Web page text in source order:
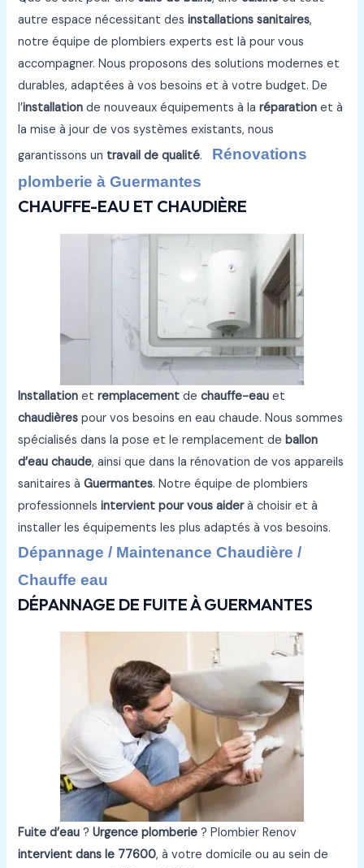
autre espace nécessitant desinstallations sanitaires,
notre équipe de plombiers experts est là pour vous
accompagner. Nous proposons des solutions modernes et
durables, adaptées à vos besoins et à votre budget. De
l’installation de nouveaux équipements à laréparation et à
la mise à jour de vos systèmes existants, nous
garantissons un travail de qualité. Rénovations
plomberie à Guermantes
CHAUFFE-EAU ET CHAUDIÈRE
Installation etremplacement dechauffe-eau et
chaudières pour vos besoins en eau chaude. Nous sommes
spécialisés dans la pose et le remplacement deballon
d’eau chaude, ainsi que dans la rénovation de vos appareils
sanitaires àGuermantes. Notre équipe de plombiers
professionnelsintervient pour vous aiderà choisir et à
installer les équipements les plus adaptés à vos besoins.
Dépannage / Maintenance Chaudière /
Chauffe eau
DÉPANNAGE DE FUITE À GUERMANTES
Fuite d’eau ?Urgence plomberie ? Plombier Renov
intervient dans le 77600, à votre domicile ou au sein de